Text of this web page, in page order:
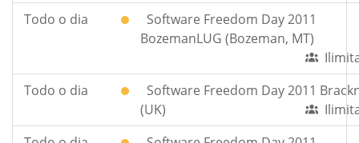
Todo o dia
Software Freedom Day 2011
BozemanLUG (Bozeman, MT)
Todo o dia
Software Freedom Day 2011
(UK)